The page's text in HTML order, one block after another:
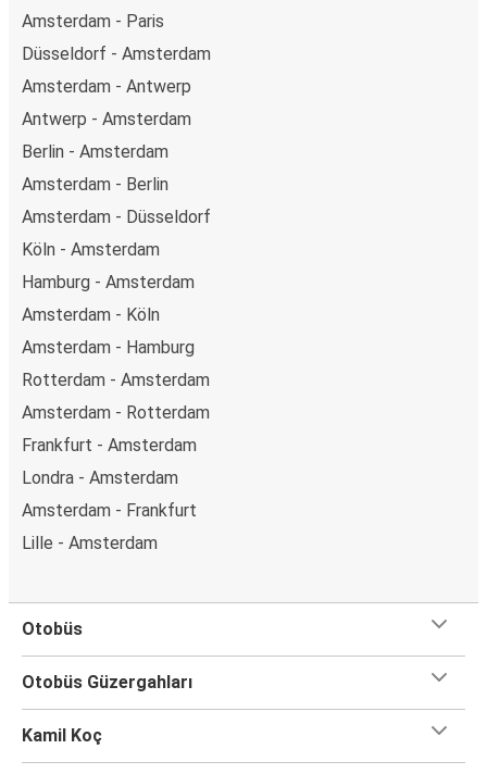
Amsterdam - Paris
Düsseldorf - Amsterdam
Amsterdam - Antwerp
Antwerp - Amsterdam
Berlin - Amsterdam
Amsterdam - Berlin
Amsterdam - Düsseldorf
Köln - Amsterdam
Hamburg - Amsterdam
Amsterdam - Köln
Amsterdam - Hamburg
Rotterdam - Amsterdam
Amsterdam - Rotterdam
Frankfurt - Amsterdam
Londra - Amsterdam
Amsterdam - Frankfurt
Lille - Amsterdam
Otobüs
Otobüs Güzergahları
Kamil Koç